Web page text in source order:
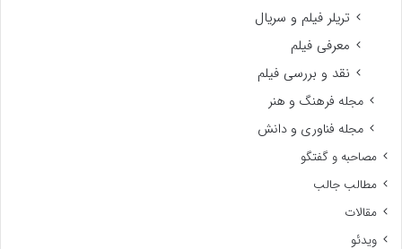
تریلر فیلم و سریال
معرفی فیلم
نقد و بررسی فیلم
مجله فرهنگ و هنر
مجله فناوری و دانش
مصاحبه و گفتگو
مطالب جالب
مقالات
ویدئو